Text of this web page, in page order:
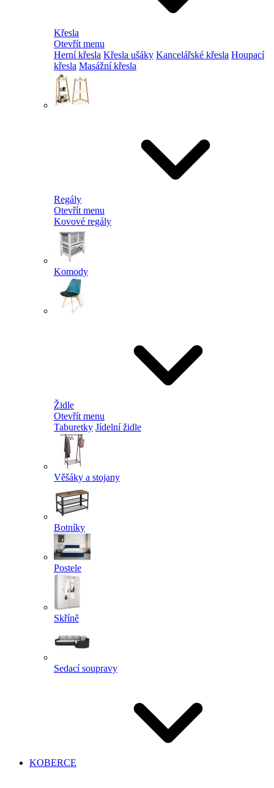
Křesla
Otevřít menu
Herní křesla Křesla ušáky Kancelářské křesla Houpací
křesla Masážní křesla
Regály
Otevřít menu
Kovové regály
Komody
Židle
Otevřít menu
Taburetky Jídelní židle
Věšáky a stojany
Botníky
Postele
Skříně
Sedací soupravy
KOBERCE